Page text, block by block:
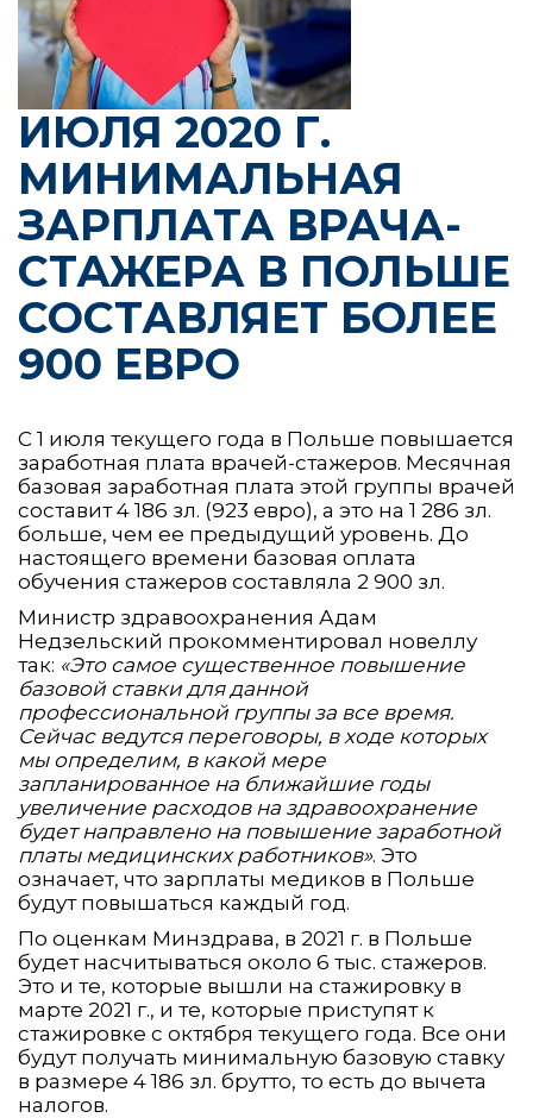
ИЮЛЯ 2020 Г.
МИНИМАЛЬНАЯ
ЗАРПЛАТА ВРАЧА-
СТАЖЕРА В ПОЛЬШЕ
СОСТАВЛЯЕТ БОЛЕЕ
900 ЕВРО
С 1 июля текущего года в Польше повышается
заработная плата врачей-стажеров. Месячная
базовая заработная плата этой группы врачей
составит 4 186 зл. (923 евро), а это на 1 286 зл.
больше, чем ее предыдущий уровень. До
настоящего времени базовая оплата
обучения стажеров составляла 2 900 зл.
Министр здравоохранения Адам
Недзельский прокомментировал новеллу
так: «Это самое существенное повышение
базовой ставки для данной
профессиональной группы за все время.
Сейчас ведутся переговоры, в ходе которых
мы определим, в какой мере
запланированное на ближайшие годы
увеличение расходов на здравоохранение
будет направлено на повышение заработной
платы медицинских работников». Это
означает, что зарплаты медиков в Польше
будут повышаться каждый год.
По оценкам Минздрава, в 2021 г. в Польше
будет насчитываться около 6 тыс. стажеров.
Это и те, которые вышли на стажировку в
марте 2021 г., и те, которые приступят к
стажировке с октября текущего года. Все они
будут получать минимальную базовую ставку
в размере 4 186 зл. брутто, то есть до вычета
налогов.